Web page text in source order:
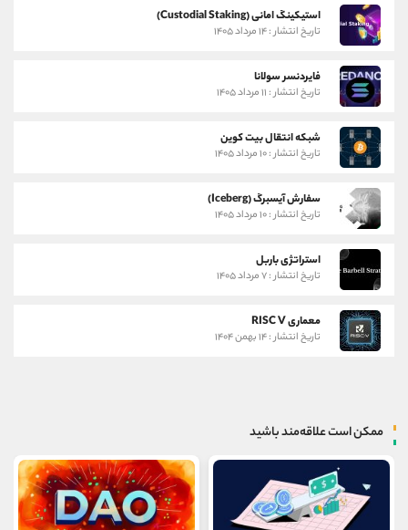
استیکینگ امانی (Custodial Staking)
تاریخ انتشار : ۱۴ مرداد ۱۴۰۵
فایردنسر سولانا
تاریخ انتشار : ۱۱ مرداد ۱۴۰۵
شبکه انتقال بیت کوین
تاریخ انتشار : ۱۰ مرداد ۱۴۰۵
سفارش آیسبرگ (Iceberg)
تاریخ انتشار : ۱۰ مرداد ۱۴۰۵
استراتژی باربل
تاریخ انتشار : ۷ مرداد ۱۴۰۵
معماری RISC V
تاریخ انتشار : ۱۴ بهمن ۱۴۰۴
ممکن است علاقه‌مند باشید